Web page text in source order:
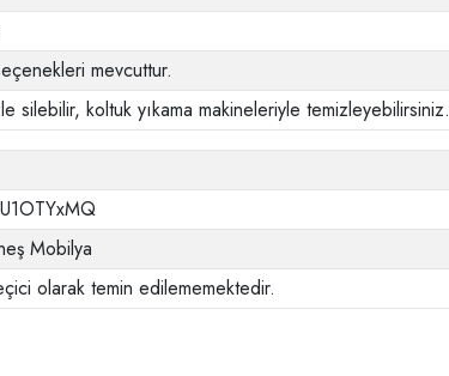
mevcuttur.
silebilir, koltuk yıkama makineleriyle temizleyebilirsiniz.
Mobilya
olarak temin edilememektedir.